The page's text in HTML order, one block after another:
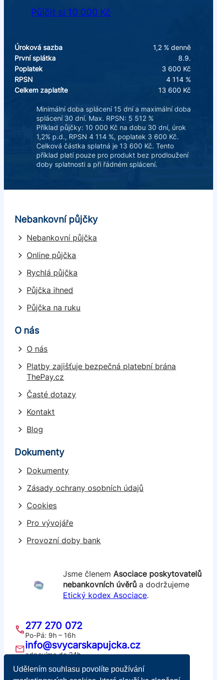
Půjčit si 10 000 Kč
Úroková sazba
1,2 % denně
První splátka
8.9.
Poplatek
3 600 Kč
RPSN
4 114 %
Celkem zaplatíte
13 600 Kč
Minimální doba splácení 15 dní a maximální doba
splácení 30 dní. Max. RPSN: 5 512 %
Příklad půjčky: 10 000 Kč na dobu 30 dní, úrok
1,2% p.d., RPSN 4 114 %, poplatek 3 600 Kč.
Celková částka splatná je 13 600 Kč. Tento
příklad platí pouze pro produkt bez prodloužení
doby splatnosti a při řádném splácení.
Nebankovní půjčky
Nebankovní půjčka
Online půjčka
Rychlá půjčka
Půjčka ihned
Půjčka na ruku
O nás
O nás
Platby zajišťuje bezpečná platební brána
ThePay.cz
Časté dotazy
Kontakt
Blog
Dokumenty
Dokumenty
Zásady ochrany osobních údajů
Cookies
Pro vývojáře
Provozní doby bank
Jsme členem Asociace poskytovatelů
nebankovních úvěrůa dodržujeme
Etický kodex Asociace.
277 270 072
Po-Pá: 9h – 16h
info@svycarskapujcka.cz
odpovíme do 24h
Švýcarská půjčka
Školská 689/20, 110 00 Praha 1
Udělením souhlasu povolíte používání